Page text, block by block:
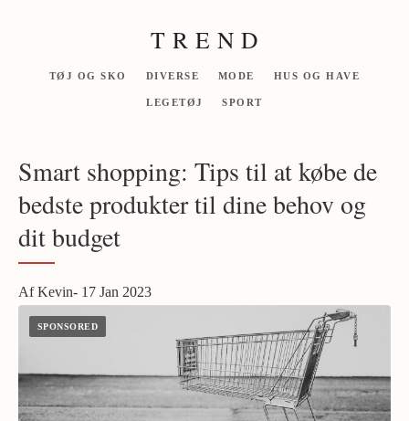
T R E N D
TØJ OG SKO DIVERSE MODE HUS OG HAVE
LEGETØJ SPORT
Smart shopping: Tips til at købe de
bedste produkter til dine behov og
dit budget
Af Kevin- 17 Jan 2023